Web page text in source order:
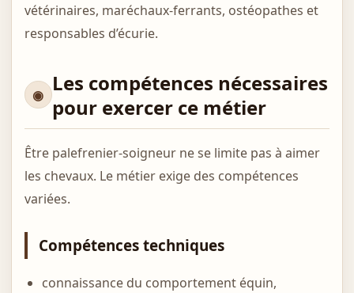
vétérinaires, maréchaux-ferrants, ostéopathes et
responsables d’écurie.
Les compétences nécessaires
pour exercer ce métier
Être palefrenier-soigneur ne se limite pas à aimer
les chevaux. Le métier exige des compétences
variées.
Compétences techniques
connaissance du comportement équin,